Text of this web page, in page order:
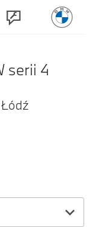
serii 4